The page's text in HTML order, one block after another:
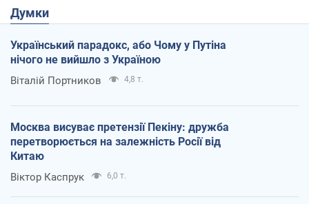
Думки
Український парадокс, або Чому у Путіна
нічого не вийшло з Україною
Віталій Портников 4,8 т.
Москва висуває претензії Пекіну: дружба
перетворюється на залежність Росії від
Китаю
Віктор Каспрук 6,0 т.